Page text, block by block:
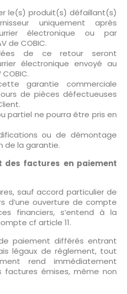
le(s) produit(s) défaillant(s)
uniquement après
électronique ou par
de COBIC.
de ce retour seront
électronique envoyé au
garantie commerciale
de pièces défectueuses
partiel ne pourra être pris en
ou de démontage
de la garantie.
des factures en paiement
sauf accord particulier de
d’une ouverture de compte
financiers, s’entend à la
cf article 11.
paiement différés entrant
légaux de règlement, tout
rend immédiatement
factures émises, même non